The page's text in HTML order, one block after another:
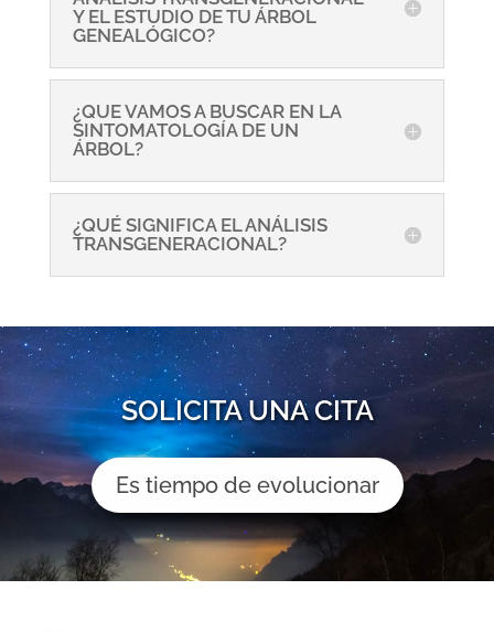
Y EL ESTUDIO DE TU ÁRBOL
GENEALÓGICO?
¿QUE VAMOS A BUSCAR EN LA
SINTOMATOLOGÍA DE UN
ÁRBOL?
¿QUÉ SIGNIFICA EL ANÁLISIS
TRANSGENERACIONAL?
SOLICITA UNA CITA
Es tiempo de evolucionar